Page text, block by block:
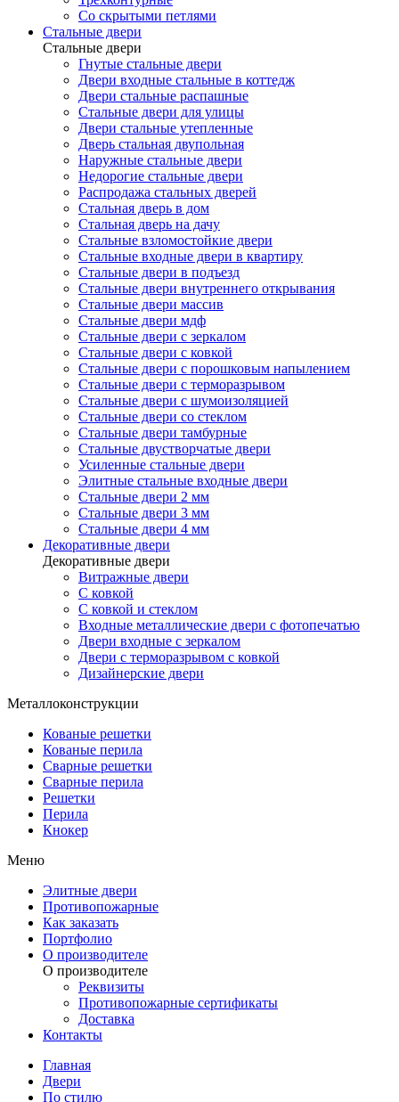
Со скрытыми петлями
Стальные двери
Стальные двери
Гнутые стальные двери
Двери входные стальные в коттедж
Двери стальные распашные
Стальные двери для улицы
Двери стальные утепленные
Дверь стальная двупольная
Наружные стальные двери
Недорогие стальные двери
Распродажа стальных дверей
Стальная дверь в дом
Стальная дверь на дачу
Стальные взломостойкие двери
Стальные входные двери в квартиру
Стальные двери в подъезд
Стальные двери внутреннего открывания
Стальные двери массив
Стальные двери мдф
Стальные двери с зеркалом
Стальные двери с ковкой
Стальные двери с порошковым напылением
Стальные двери с терморазрывом
Стальные двери с шумоизоляцией
Стальные двери со стеклом
Стальные двери тамбурные
Стальные двустворчатые двери
Усиленные стальные двери
Элитные стальные входные двери
Стальные двери 2 мм
Стальные двери 3 мм
Стальные двери 4 мм
Декоративные двери
Декоративные двери
Витражные двери
С ковкой
С ковкой и стеклом
Входные металлические двери с фотопечатью
Двери входные с зеркалом
Двери с терморазрывом с ковкой
Дизайнерские двери
Металлоконструкции
Кованые решетки
Кованые перила
Сварные решетки
Сварные перила
Решетки
Перила
Кнокер
Меню
Элитные двери
Противопожарные
Как заказать
Портфолио
О производителе
О производителе
Реквизиты
Противопожарные сертификаты
Доставка
Контакты
Главная
Двери
По стилю